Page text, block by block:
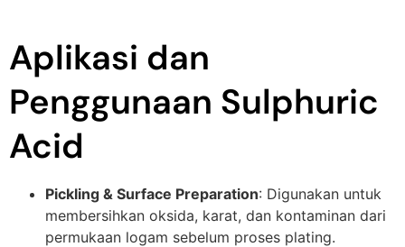
Aplikasi dan
Penggunaan Sulphuric
Acid
Pickling & Surface Preparation: Digunakan untuk
membersihkan oksida, karat, dan kontaminan dari
permukaan logam sebelum proses plating.